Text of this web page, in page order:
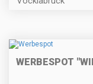
WERBESPOT